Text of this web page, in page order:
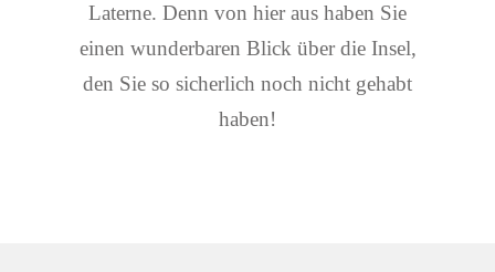
Laterne. Denn von hier aus haben Sie
einen wunderbaren Blick über die Insel,
den Sie so sicherlich noch nicht gehabt
haben!